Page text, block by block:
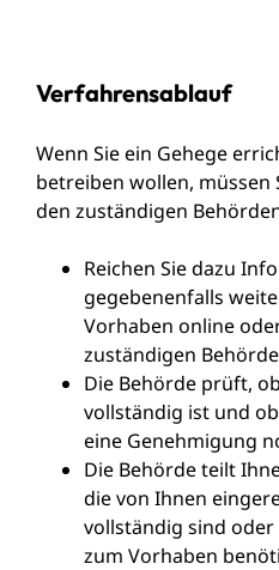
Verfahrensablauf
Wenn Sie ein Gehege
betreiben wollen, müssen
den zuständigen
Reichen Sie dazu
gegebenenfalls
Vorhaben online
zuständigen
Die Behörde prüft,
vollständig ist und
eine Genehmigung
Die Behörde teilt
die von Ihnen
vollständig sind
zum Vorhaben